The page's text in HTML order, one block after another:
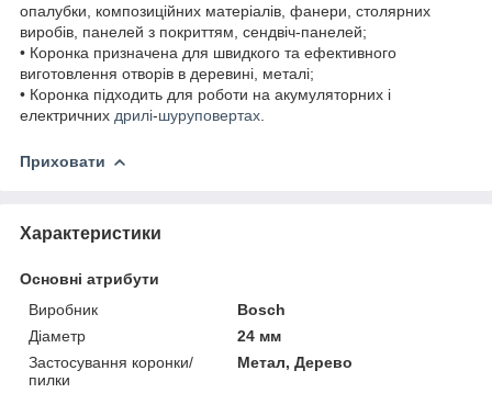
опалубки, композиційних матеріалів, фанери, столярних
виробів, панелей з покриттям, сендвіч-панелей;
• Коронка призначена для швидкого та ефективного
виготовлення отворів в деревині, металі;
• Коронка підходить для роботи на акумуляторних і
електричних дрилі-шуруповертах
Приховати
Характеристики
Основні атрибути
Виробник
Bosch
Діаметр
24 мм
Застосування коронки/
пилки
Метал, Дерево